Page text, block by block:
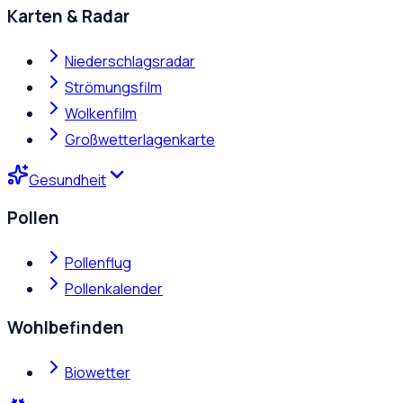
Karten & Radar
Niederschlagsradar
Strömungsfilm
Wolkenfilm
Großwetterlagenkarte
Gesundheit
Pollen
Pollenflug
Pollenkalender
Wohlbefinden
Biowetter